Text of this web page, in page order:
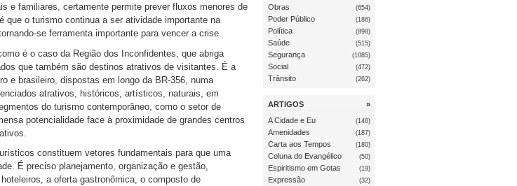
e familiares, certamente permite prever fluxos menores de
o turismo continua a ser atividade importante na
se ferramenta importante para vencer a crise.
é o caso da Região dos Inconfidentes, que abriga
que também são destinos atrativos de visitantes. É a
e brasileiro, dispostas em longo da BR-356, numa
atrativos, históricos, artísticos, naturais, em
do turismo contemporâneo, como o setor de
potencialidade face à proximidade de grandes centros
constituem vetores fundamentais para que uma
É preciso planejamento, organização e gestão,
a oferta gastronômica, o composto de
Obras (654)
Poder Público (186)
Política (898)
Saúde (515)
Segurança (1085)
Social (472)
Trânsito (262)
ARTIGOS
»
A Cidade e Eu
(146)
Amenidades (187)
Carta aos Tempos (180)
Coluna do Evangélico (50)
Espiritismo em Gotas (19)
Expressão (32)